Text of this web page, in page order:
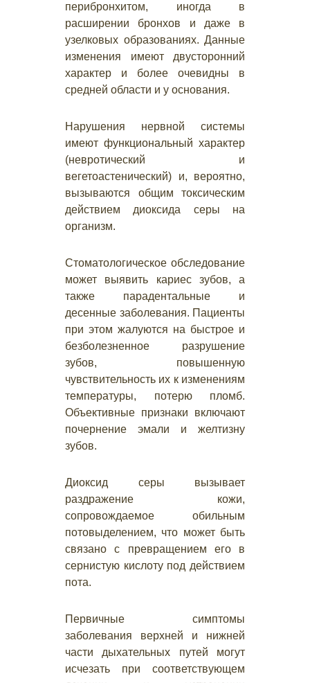
перибронхитом, иногда в
расширении бронхов и даже в
узелковых образованиях. Данные
изменения имеют двусторонний
характер и более очевидны в
средней области и у основания.
Нарушения нервной системы
имеют функциональный характер
(невротический и
вегетоастенический) и, вероятно,
вызываются общим токсическим
действием диоксида серы на
организм.
Стоматологическое обследование
может выявить кариес зубов, а
также парадентальные и
десенные заболевания. Пациенты
при этом жалуются на быстрое и
безболезненное разрушение
зубов, повышенную
чувствительность их к изменениям
температуры, потерю пломб.
Объективные признаки включают
почернение эмали и желтизну
зубов.
Диоксид серы вызывает
раздражение кожи,
сопровождаемое обильным
потовыделением, что может быть
связано с превращением его в
сернистую кислоту под действием
пота.
Первичные симптомы
заболевания верхней и нижней
части дыхательных путей могут
исчезать при соответствующем